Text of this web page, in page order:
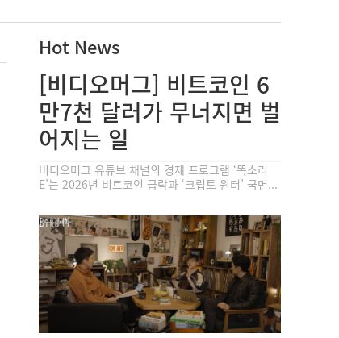
Hot News
[비디오머그] 비트코인 6
만7천 달러가 무너지면 벌
어지는 일
비디오머그 유튜브 채널의 경제 프로그램 ‘똑소리
E’는 2026년 비트코인 급락과 ‘크립토 윈터’ 국면...